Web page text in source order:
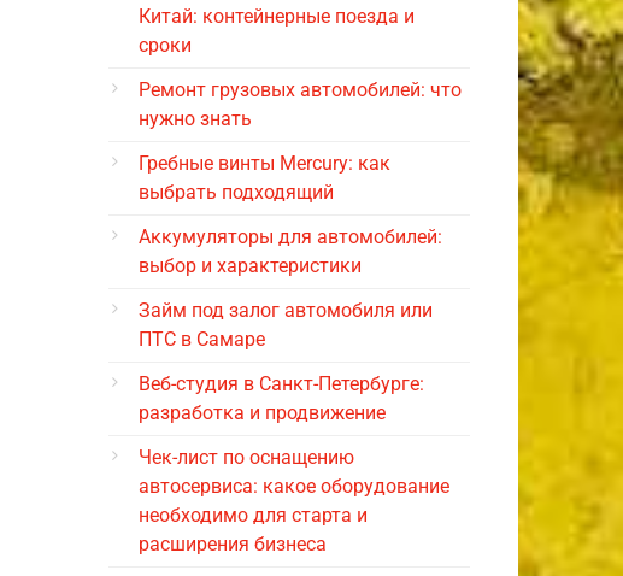
Китай: контейнерные поезда и
сроки
Ремонт грузовых автомобилей: что
нужно знать
Гребные винты Mercury: как
выбрать подходящий
Аккумуляторы для автомобилей:
выбор и характеристики
Займ под залог автомобиля или
ПТС в Самаре
Веб-студия в Санкт-Петербурге:
разработка и продвижение
Чек-лист по оснащению
автосервиса: какое оборудование
необходимо для старта и
расширения бизнеса